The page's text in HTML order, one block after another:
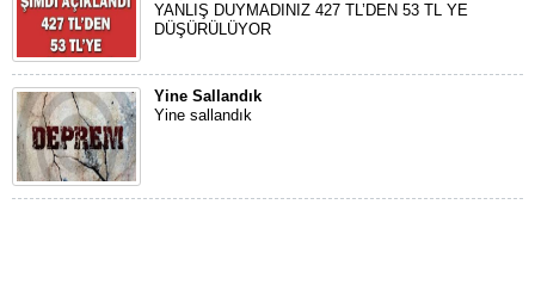
YANLIŞ DUYMADINIZ 427 TL’DEN 53 TL YE
DÜŞÜRÜLÜYOR
Yine Sallandık
Yine sallandık